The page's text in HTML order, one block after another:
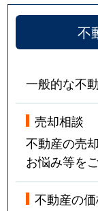
不
一般的な不
売却相談
不動産の売
お悩み等を
不動産の